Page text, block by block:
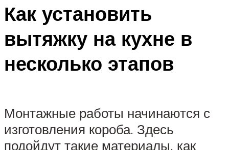
Как установить
вытяжку на кухне в
несколько этапов
Монтажные работы начинаются с
изготовления короба. Здесь
подойдут такие материалы, как